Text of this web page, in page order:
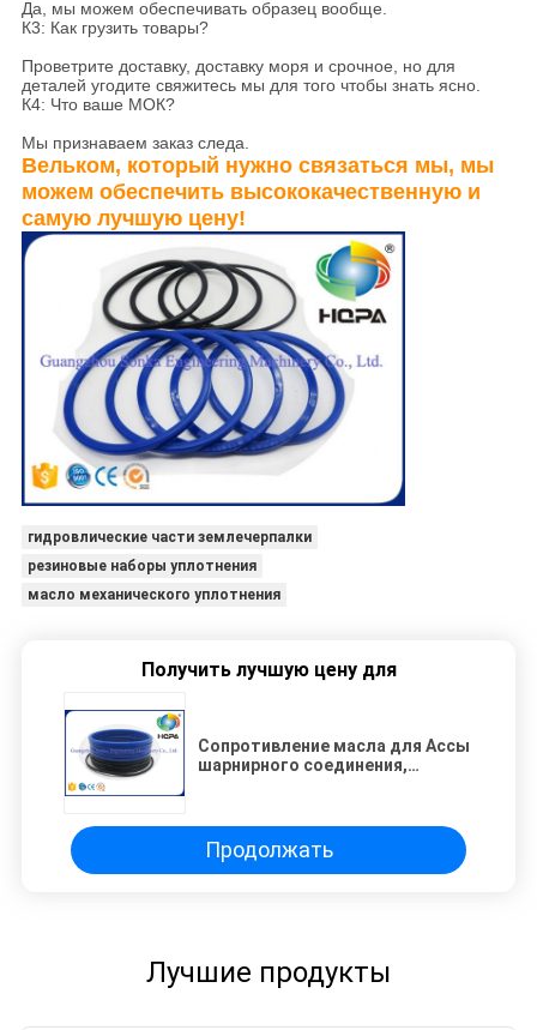
Да, мы можем обеспечивать образец вообще.
К3: Как грузить товары?
Проветрите доставку, доставку моря и срочное, но для
деталей угодите свяжитесь мы для того чтобы знать ясно.
К4: Что ваше МОК?
Мы признаваем заказ следа.
Вельком, который нужно связаться мы, мы
можем обеспечить высококачественную и
самую лучшую цену!
гидровлические части землечерпалки
резиновые наборы уплотнения
масло механического уплотнения
Получить лучшую цену для
Сопротивление масла для Ассы
шарнирного соединения,
центра КАТ Э320Б
Продолжать
Лучшие продукты